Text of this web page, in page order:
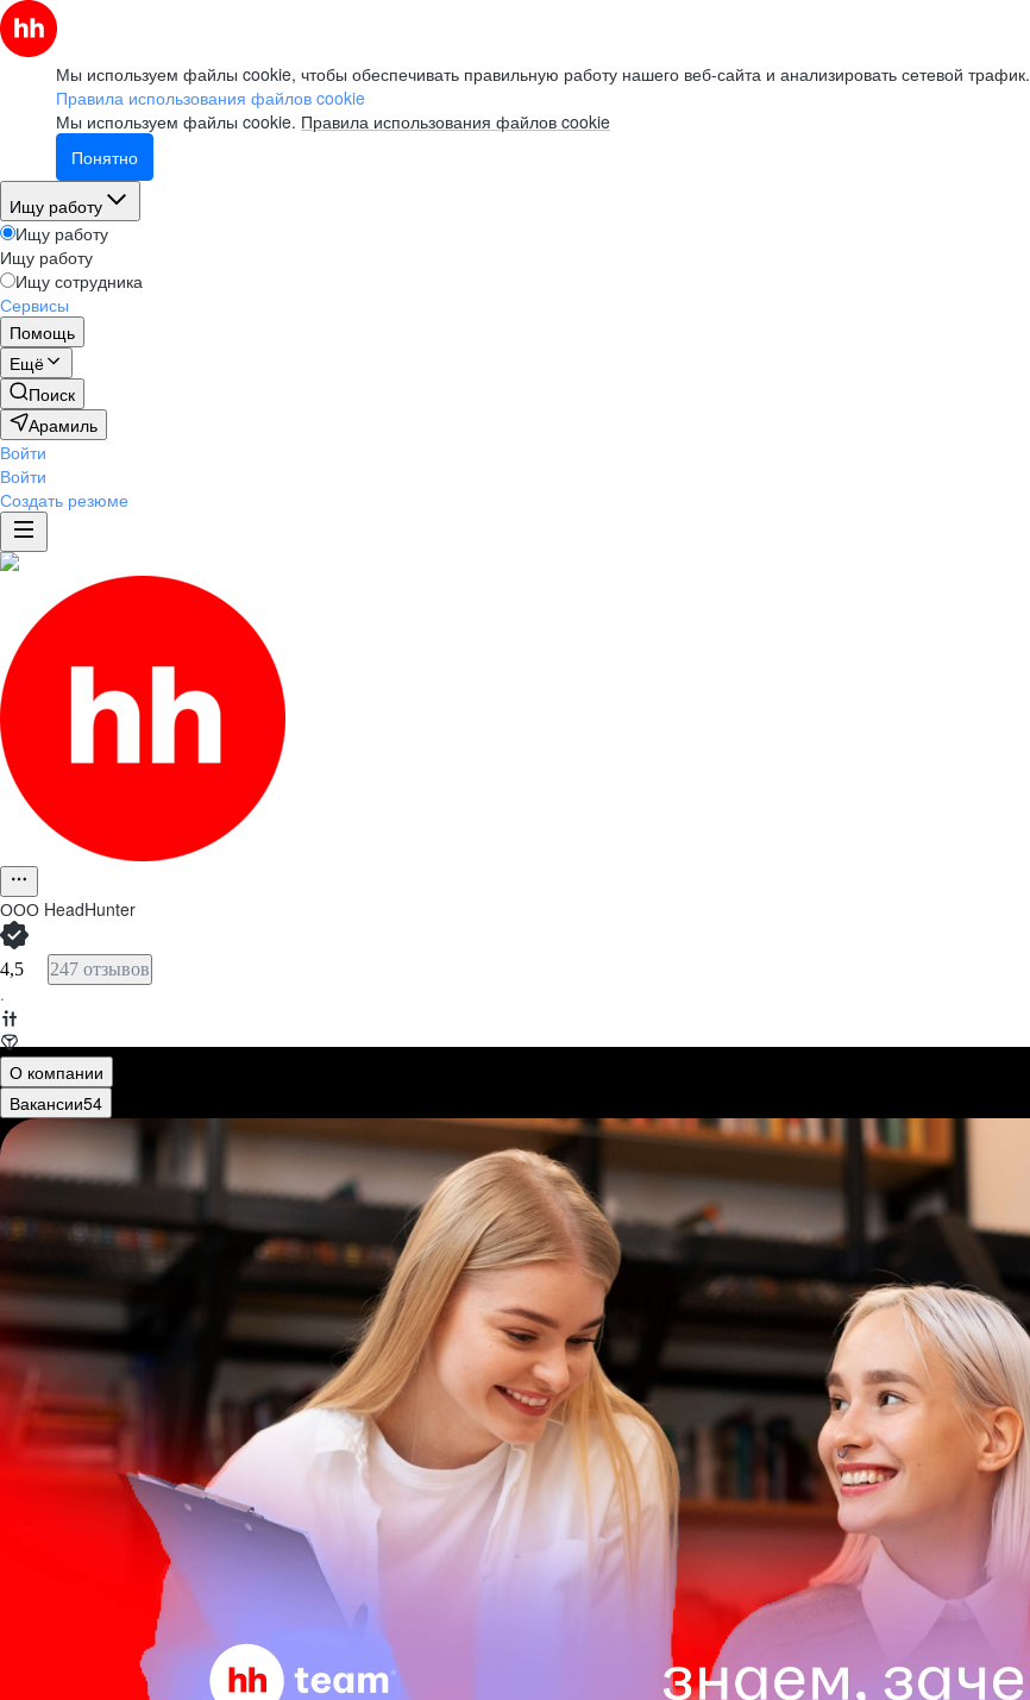
Мы используем файлы cookie, чтобы обеспечивать правильную работу нашего веб-сайта и анализировать сетевой трафик.
Правила использования файлов cookie
Мы используем файлы cookie. Правила использования файлов cookie
Понятно
Ищу работу
Ищу работу
Ищу работу
Ищу сотрудника
Сервисы
Помощь
Ещё
Поиск
Арамиль
Войти
Войти
Создать резюме
ООО HeadHunter
4,5 247 отзывов
·
О компании
Вакансии54